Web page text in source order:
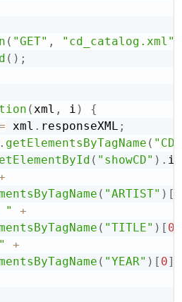
( "GET" , "cd_catalog.xml"
( ) ;
(xml , i )
{
xml . responseXML ;
. getElementsByTagName ( "CD"
( "showCD" ) .
( "ARTIST" ) [
"
+
( "TITLE" ) [ 0
+
( "YEAR" ) [ 0]